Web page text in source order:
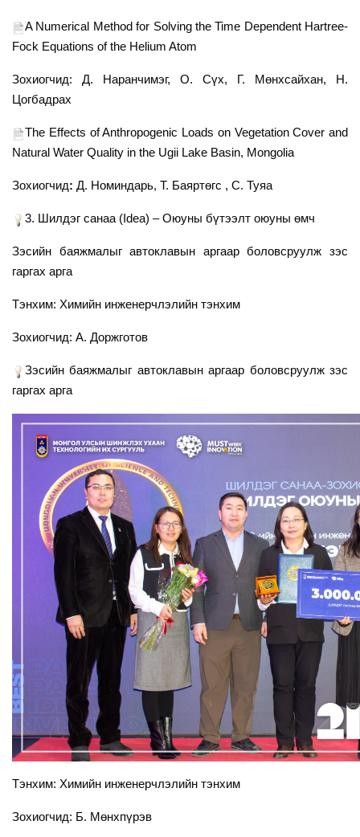
A Numerical Method for Solving the Time Dependent Hartree-
Fock Equations of the Helium Atom
Зохиогчид: Д. Наранчимэг, О. Сүх, Г. Мөнхсайхан,
Н.
Цогбадрах
The Effects of Anthropogenic Loads on Vegetation Cover and
Natural Water Quality in the Ugii Lake Basin, Mongolia
Зохиогчид: Д. Номиндарь, Т. Баяртөгс , С. Туяа
3. Шилдэг санаа (Idea) – Оюуны бүтээлт оюуны өмч
Зэсийн баяжмалыг автоклавын аргаар боловсруулж зэс
гаргах арга
Тэнхим: Химийн инженерчлэлийн тэнхим
Зохиогчид: А. Доржготов
Зэсийн баяжмалыг автоклавын аргаар боловсруулж зэс
гаргах арга
Тэнхим: Химийн инженерчлэлийн тэнхим
Зохиогчид: Б. Мөнхпүрэв